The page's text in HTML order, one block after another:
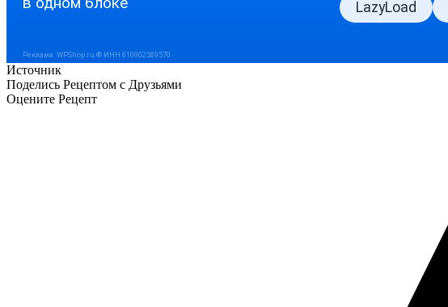
Источник
Поделись Рецептом с Друзьями
Оцените Рецепт